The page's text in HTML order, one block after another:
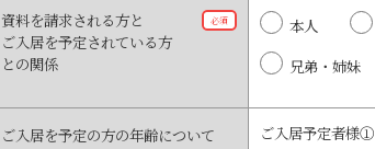
資料を請求される方と
ご入居を予定されている方
との関係
必須 本人
兄弟・姉妹
ご入居を予定の方の年齢について ご入居予定者様①